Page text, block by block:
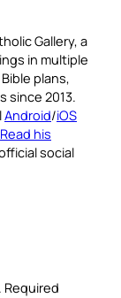
Gallery, a
in multiple
plans,
since 2013.
Android/iOS
Read his
social
Required